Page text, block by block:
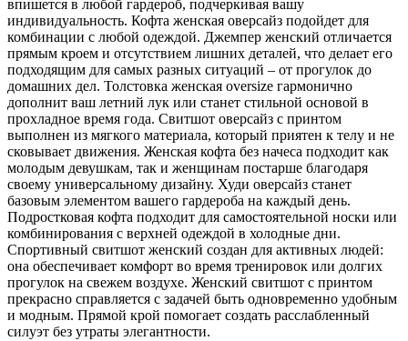
впишется в любой гардероб, подчеркивая вашу
индивидуальность. Кофта женская оверсайз подойдет для
комбинации с любой одеждой. Джемпер женский отличается
прямым кроем и отсутствием лишних деталей, что делает его
подходящим для самых разных ситуаций – от прогулок до
домашних дел. Толстовка женская oversize гармонично
дополнит ваш летний лук или станет стильной основой в
прохладное время года. Свитшот оверсайз с принтом
выполнен из мягкого материала, который приятен к телу и не
сковывает движения. Женская кофта без начеса подходит как
молодым девушкам, так и женщинам постарше благодаря
своему универсальному дизайну. Худи оверсайз станет
базовым элементом вашего гардероба на каждый день.
Подростковая кофта подходит для самостоятельной носки или
комбинирования с верхней одеждой в холодные дни.
Спортивный свитшот женский создан для активных людей:
она обеспечивает комфорт во время тренировок или долгих
прогулок на свежем воздухе. Женский свитшот с принтом
прекрасно справляется с задачей быть одновременно удобным
и модным. Прямой крой помогает создать расслабленный
силуэт без утраты элегантности.